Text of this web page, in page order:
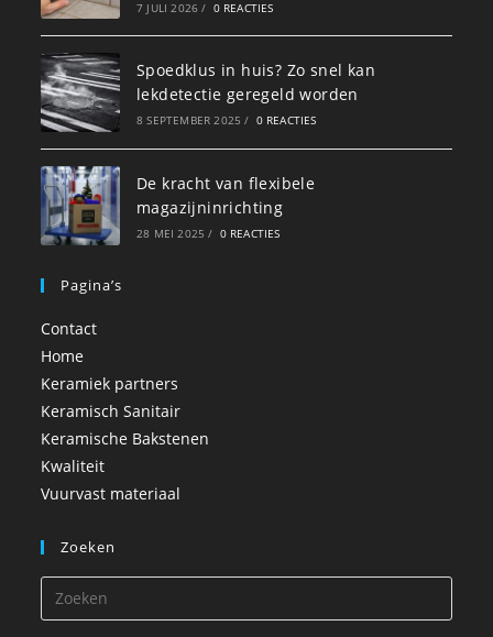
7 JULI 2026 / 0 REACTIES
Spoedklus in huis? Zo snel kan
lekdetectie geregeld worden
8 SEPTEMBER 2025 / 0 REACTIES
De kracht van flexibele
magazijninrichting
28 MEI 2025 / 0 REACTIES
Pagina’s
Contact
Home
Keramiek partners
Keramisch Sanitair
Keramische Bakstenen
Kwaliteit
Vuurvast materiaal
Zoeken
op